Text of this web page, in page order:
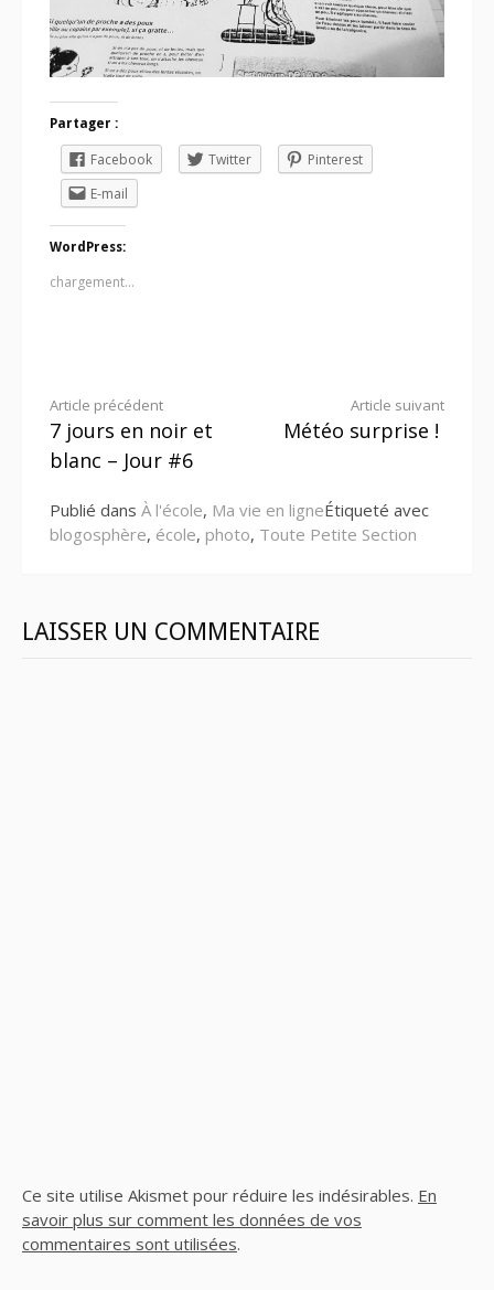
Partager :
Facebook Twitter
Pinterest
E-mail
WordPress:
chargement…
Lire
la
Article précédent
7 jours en noir et
blanc – Jour #6
Article suivant
Météo surprise !
Publié dans À l'école, Ma vie en ligneÉtiqueté avec
blogosphère, école, photo, Toute Petite Section
LAISSER UN COMMENTAIRE
Ce site utilise Akismet pour réduire les indésirables. En
savoir plus sur comment les données de vos
commentaires sont utilisées.